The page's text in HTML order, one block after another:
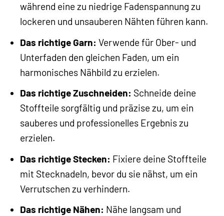
während eine zu niedrige Fadenspannung zu
lockeren und unsauberen Nähten führen kann.
Das richtige Garn: Verwende für Ober- und
Unterfaden den gleichen Faden, um ein
harmonisches Nähbild zu erzielen.
Das richtige Zuschneiden: Schneide deine
Stoffteile sorgfältig und präzise zu, um ein
sauberes und professionelles Ergebnis zu
erzielen.
Das richtige Stecken: Fixiere deine Stoffteile
mit Stecknadeln, bevor du sie nähst, um ein
Verrutschen zu verhindern.
Das richtige Nähen: Nähe langsam und